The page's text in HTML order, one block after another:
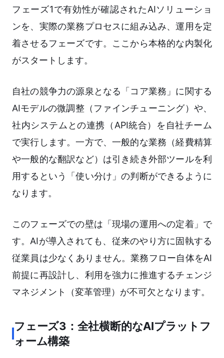
フェーズ1で有効性が確認されたAIソリューショ
ンを、実際の業務プロセスに組み込み、運用を定
着させるフェーズです。ここから本格的な内製化
がスタートします。
自社の競争力の源泉となる「コア業務」に関する
AIモデルの微調整（ファインチューニング）や、
社内システムとの連携（API統合）を自社チーム
で実行します。一方で、一般的な業務（経費精算
や一般的な翻訳など）は引き続き外部ツールを利
用するという「使い分け」の判断ができるように
なります。
このフェーズでの壁は「現場の運用への定着」で
す。AIが導入されても、従来のやり方に固執する
従業員は少なくありません。業務フロー自体をAI
前提に再設計し、利用を強力に推進するチェンジ
マネジメント（変革管理）が不可欠となります。
フェーズ3：全社横断的なAIプラットフ
ォーム構築